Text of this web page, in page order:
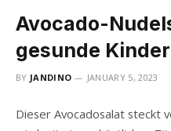
Avocado-
gesunde Kinder
BY JANDINO JANUARY 5, 2023
Dieser Avocadosalat steckt